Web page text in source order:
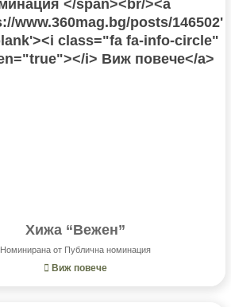
Хижа “Вежен”
Номинирана от Публична номинация
Виж повече